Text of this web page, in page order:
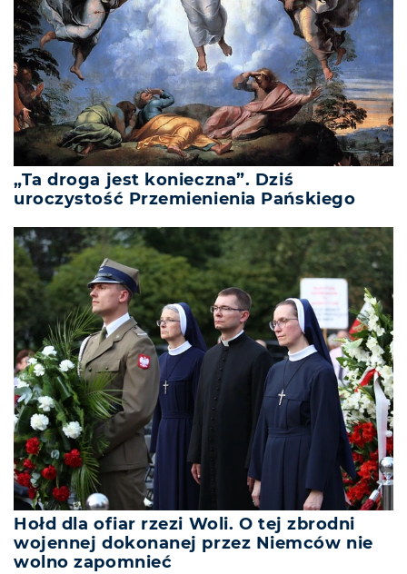
„Ta droga jest konieczna”. Dziś
uroczystość Przemienienia Pańskiego
Hołd dla ofiar rzezi Woli. O tej zbrodni
wojennej dokonanej przez Niemców nie
wolno zapomnieć